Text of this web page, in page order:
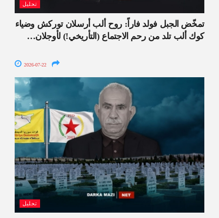
تحليل
تمخّض الجبل فولد فاراً: روح ألب أرسلان توركش وضياء
كوك ألب تلد من رحم الاجتماع (التأريخي!) لأوجلان…
2026-07-22
تحليل